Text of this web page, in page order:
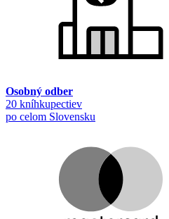
Osobný odber
20 kníhkupectiev
po celom Slovensku